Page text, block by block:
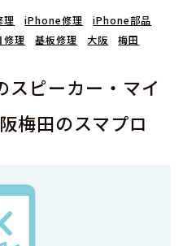
理 iPhone修理
iPhone部品
修理 基板修理 大阪 梅田
スピーカー・マイ
梅田のスマプロ